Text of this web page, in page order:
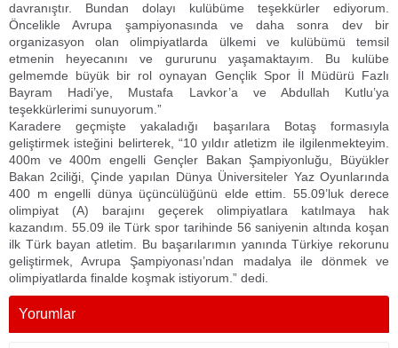
davranıştır. Bundan dolayı kulübüme teşekkürler ediyorum.
Öncelikle Avrupa şampiyonasında ve daha sonra dev bir
organizasyon olan olimpiyatlarda ülkemi ve kulübümü temsil
etmenin heyecanını ve gururunu yaşamaktayım. Bu kulübe
gelmemde büyük bir rol oynayan Gençlik Spor İl Müdürü Fazlı
Bayram Hadi’ye, Mustafa Lavkor’a ve Abdullah Kutlu’ya
teşekkürlerimi sunuyorum.”
Karadere geçmişte yakaladığı başarılara Botaş formasıyla
geliştirmek isteğini belirterek, “10 yıldır atletizm ile ilgilenmekteyim.
400m ve 400m engelli Gençler Bakan Şampiyonluğu, Büyükler
Bakan 2ciliği, Çinde yapılan Dünya Üniversiteler Yaz Oyunlarında
400 m engelli dünya üçüncülüğünü elde ettim. 55.09’luk derece
olimpiyat (A) barajını geçerek olimpiyatlara katılmaya hak
kazandım. 55.09 ile Türk spor tarihinde 56 saniyenin altında koşan
ilk Türk bayan atletim. Bu başarılarımın yanında Türkiye rekorunu
geliştirmek, Avrupa Şampiyonası’ndan madalya ile dönmek ve
olimpiyatlarda finalde koşmak istiyorum.” dedi.
Yorumlar